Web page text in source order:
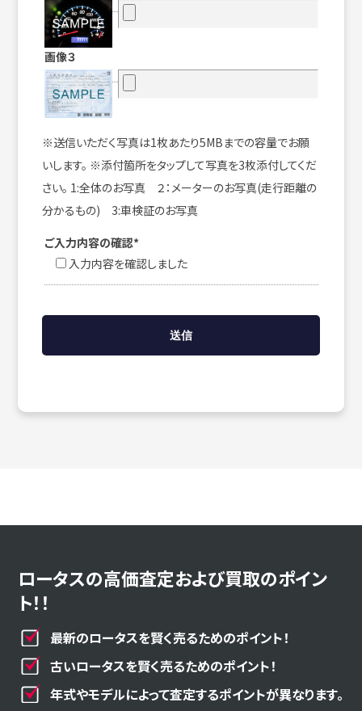
画像３
※送信いただく写真は1枚あたり5MBまでの容量でお願
いします。 ※添付箇所をタップして写真を3枚添付してくだ
さい。 1:全体のお写真 ２：メーターのお写真(走行距離の
分かるもの) 3:車検証のお写真
ご入力内容の確認*
入力内容を確認しました
ロータスの高価査定および買取のポイン
ト！！
最新のロータスを賢く売るためのポイント！
古いロータスを賢く売るためのポイント！
年式やモデルによって査定するポイントが異なります。